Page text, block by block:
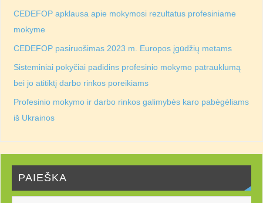
CEDEFOP apklausa apie mokymosi rezultatus profesiniame
mokyme
CEDEFOP pasiruošimas 2023 m. Europos įgūdžių metams
Sisteminiai pokyčiai padidins profesinio mokymo patrauklumą
bei jo atitiktį darbo rinkos poreikiams
Profesinio mokymo ir darbo rinkos galimybės karo pabėgėliams
iš Ukrainos
PAIEŠKA